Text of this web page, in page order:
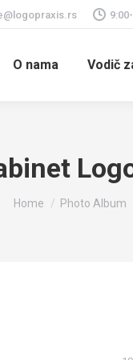
O nama Vodič
You are here:
Home Photo Album